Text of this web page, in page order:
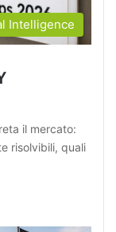
Intelligence
il mercato:
risolvibili, quali